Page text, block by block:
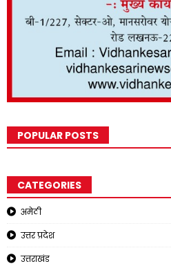
POPULAR POSTS
CATEGORIES
अमेठी
उत्तर प्रदेश
उत्तराखंड